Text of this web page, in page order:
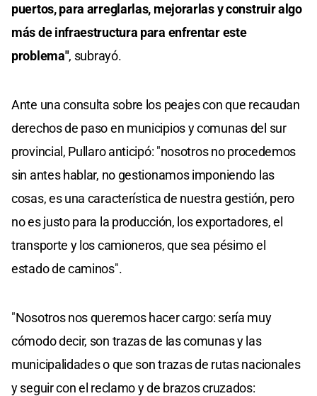
puertos, para arreglarlas, mejorarlas y construir algo
más de infraestructura para enfrentar este
problema", subrayó.
Ante una consulta sobre los peajes con que recaudan
derechos de paso en municipios y comunas del sur
provincial, Pullaro anticipó: "nosotros no procedemos
sin antes hablar, no gestionamos imponiendo las
cosas, es una característica de nuestra gestión, pero
no es justo para la producción, los exportadores, el
transporte y los camioneros, que sea pésimo el
estado de caminos".
"Nosotros nos queremos hacer cargo: sería muy
cómodo decir, son trazas de las comunas y las
municipalidades o que son trazas de rutas nacionales
y seguir con el reclamo y de brazos cruzados: